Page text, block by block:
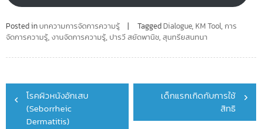
Posted in บทความการจัดการความรู้ Tagged Dialogue, KM Tool, การ
จัดการความรู้, งานจัดการความรู้, ปารวี สยัดพานิช, สุนทรียสนทนา
Post
navigation
โรคผิวหนังอักเสบ
(Seborrheic
Dermatitis)
เด็กแรกเกิดกับการใช้
สิทธิ